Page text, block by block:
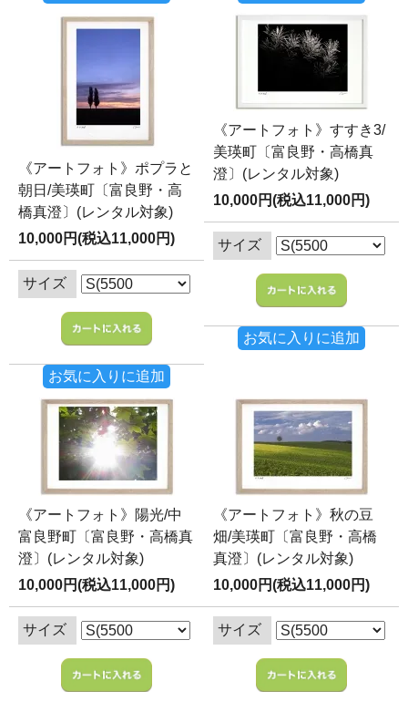
《アートフォト》ポプラと
朝日/美瑛町〔富良野・高
橋真澄〕(レンタル対象)
10,000円(税込11,000円)
サイズ
お気に入りに追加
《アートフォト》すすき3/
美瑛町〔富良野・高橋真
澄〕(レンタル対象)
10,000円(税込11,000円)
サイズ
お気に入りに追加
《アートフォト》陽光/中
富良野町〔富良野・高橋真
澄〕(レンタル対象)
10,000円(税込11,000円)
サイズ
《アートフォト》秋の豆
畑/美瑛町〔富良野・高橋
真澄〕(レンタル対象)
10,000円(税込11,000円)
サイズ